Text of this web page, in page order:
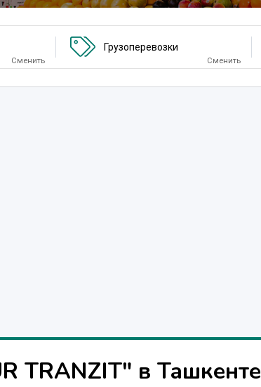
Сменить
Грузоперевозки
Сменить
TRANZIT" в Ташкенте